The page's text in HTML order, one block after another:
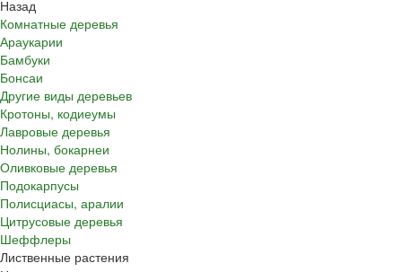
Назад
Комнатные деревья
Араукарии
Бамбуки
Бонсаи
Другие виды деревьев
Кротоны, кодиеумы
Лавровые деревья
Нолины, бокарнеи
Оливковые деревья
Подокарпусы
Полисциасы, аралии
Цитрусовые деревья
Шеффлеры
Лиственные растения